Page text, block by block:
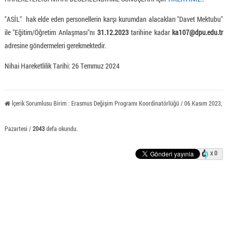
"ASİL" hak elde eden personellerin karşı kurumdan alacakları "Davet Mektubu"
ile "Eğitim/Öğretim Anlaşması"nı 31.12.2023tarihine kadar ka107@dpu.edu.tr
adresine göndermeleri gerekmektedir.
Nihai Hareketlilik Tarihi: 26 Temmuz 2024
İçerik Sorumlusu Birim : Erasmus Değişim Programı Koordinatörlüğü / 06 Kasım 2023,
Pazartesi /2043defa okundu.
x 0